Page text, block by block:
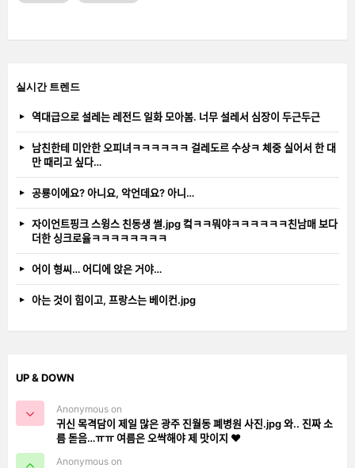
실시간 트렌드
역대급으로 설레는 레전드 일화 모아봄. 너무 설레서 심장이 두근두근
남친한테 미안한 오피녀ㅋㅋㅋㅋㅋㅋ 걸레도르 수상ㅋ 체중 실어서 한 대
만 때리고 싶다…
공룡이에요? 아니요, 악언데요? 아니…
자이언트핑크 스윙스 친동생 썰.jpg 컼ㅋㅋ뭐야ㅋㅋㅋㅋㅋㅋ친남매 보다
더한 싱크로율ㅋㅋㅋㅋㅋㅋㅋㅋ
어이 형씨… 어디에 앉은 거야…
아는 것이 힘이고, 프랑스는 베이컨.jpg
UP & DOWN
Anonymous on
귀신 목격담이 제일 많은 광주 진월동 폐병원 사진.jpg 와.. 진짜 소
름 돋음…ㅠㅠ 여름은 오싹해야 제 맛이지 ❤️
Anonymous on